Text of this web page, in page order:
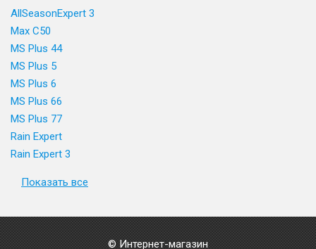
AllSeasonExpert 3
Max C50
MS Plus 44
MS Plus 5
MS Plus 6
MS Plus 66
MS Plus 77
Rain Expert
Rain Expert 3
Показать все
© Интернет-магазин